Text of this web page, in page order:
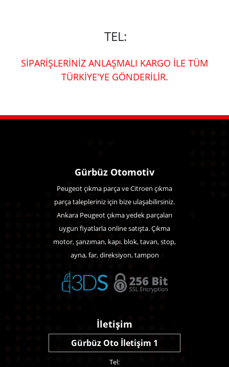
TEL:
SİPARİŞLERİNİZ ANLAŞMALI KARGO İLE TÜM
TÜRKİYE'YE GÖNDERİLİR.
Gürbüz Otomotiv
Peugeot çıkma parça ve Citroen çıkma
parça talepleriniz için bize ulaşabilirsiniz.
Ankara Peugeot çıkma yedek parçaları
uygun fiyatlarla online satışta. Çıkma
motor, şanzıman, kapı. blok, tavan, stop,
ayna, far, direksiyon, tampon
İletişim
Gürbüz Oto İletişim 1
Tel: